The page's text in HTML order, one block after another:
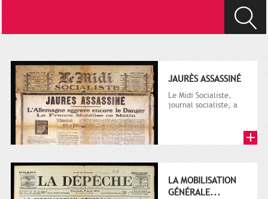
JAURÈS ASSASSINÉ
Le Midi Socialiste,
journal socialiste, a
LA MOBILISATION
GÉNÉRALE...